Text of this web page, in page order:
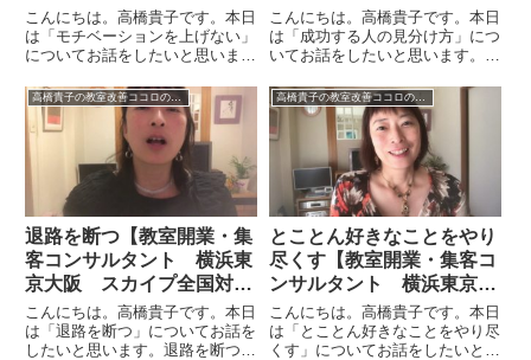
カイプ全国対応】
こんにちは。高橋貴子です。本日
は「モチベーションを上げない」
についてお話をしたいと思いま
いうのは世間一般的には違う言葉
かもしれません。モチベーション
を上げると、次にモチベーション
は下がりますよね。モチベーショ
ン...
プ全国対応】
こんにちは。高橋貴子です。本日
は「成功する人の見分け方」につ
いてお話をしたいと思います。成
をすると、ちょっと上から目線の
高飛車な感じがしてしまいます
が、そういう意味ではなく
て……。私がいろいろとお付き合
いをして...
高橋貴子の教室改善ココロのヒント集【動画付】
退路を断つ【教室開業・集
客コンサルタント 横浜東
京大阪 スカイプ全国対
応】
こんにちは。高橋貴子です。本日
は「退路を断つ」についてお話を
したいと思います。退路を断つと
高橋貴子の教室改善ココロのヒント集【動画付】
とことん好きなことをやり
尽くす【教室開業・集客コ
ンサルタント 横浜東京大
阪 オンライン全国対応】
こんにちは。高橋貴子です。本日
は「とことん好きなことをやり尽
くす」についてお話をしたいと思